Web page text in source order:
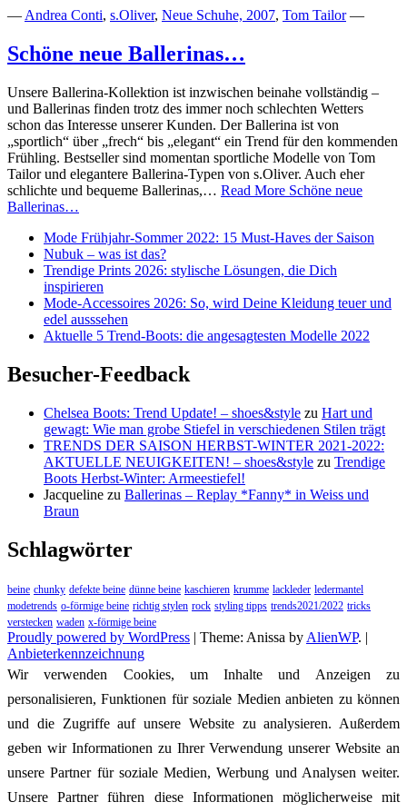
— Andrea Conti, s.Oliver, Neue Schuhe, 2007, Tom Tailor—
Schöne neue Ballerinas…
Unsere Ballerina-Kollektion ist inzwischen beinahe vollständig –
und Ballerinas finden trotz des immer noch schlechten Wetters
schon das Interesse unserer Kunden. Der Ballerina ist von
„sportlich“ über „frech“ bis „elegant“ ein Trend für den kommenden
Frühling. Bestseller sind momentan sportliche Modelle von Tom
Tailor und elegantere Ballerina-Typen von s.Oliver. Auch eher
schlichte und bequeme Ballerinas,… Read More Schöne neue
Ballerinas…
Mode Frühjahr-Sommer 2022: 15 Must-Haves der Saison
Nubuk – was ist das?
Trendige Prints 2026: stylische Lösungen, die Dich
inspirieren
Mode-Accessoires 2026: So, wird Deine Kleidung teuer und
edel ausssehen
Aktuelle 5 Trend-Boots: die angesagtesten Modelle 2022
Besucher-Feedback
Chelsea Boots: Trend Update! – shoes&style zu Hart und
gewagt: Wie man grobe Stiefel in verschiedenen Stilen trägt
TRENDS DER SAISON HERBST-WINTER 2021-2022:
AKTUELLE NEUIGKEITEN! – shoes&style zu Trendige
Boots Herbst-Winter: Armeestiefel!
Jacqueline zu Ballerinas – Replay *Fanny* in Weiss und
Braun
Schlagwörter
beine chunky defekte beine dünne beine kaschieren krumme lackleder ledermantel
modetrends o-förmige beine richtig stylen rock styling tipps trends2021/2022 tricks
verstecken waden x-förmige beine
Proudly powered by WordPress | Theme: Anissa by AlienWP. |
Anbieterkennzeichnung
Wir verwenden Cookies, um Inhalte und Anzeigen zu
personalisieren, Funktionen für soziale Medien anbieten zu können
und die Zugriffe auf unsere Website zu analysieren. Außerdem
geben wir Informationen zu Ihrer Verwendung unserer Website an
unsere Partner für soziale Medien, Werbung und Analysen weiter.
Unsere Partner führen diese Informationen möglicherweise mit